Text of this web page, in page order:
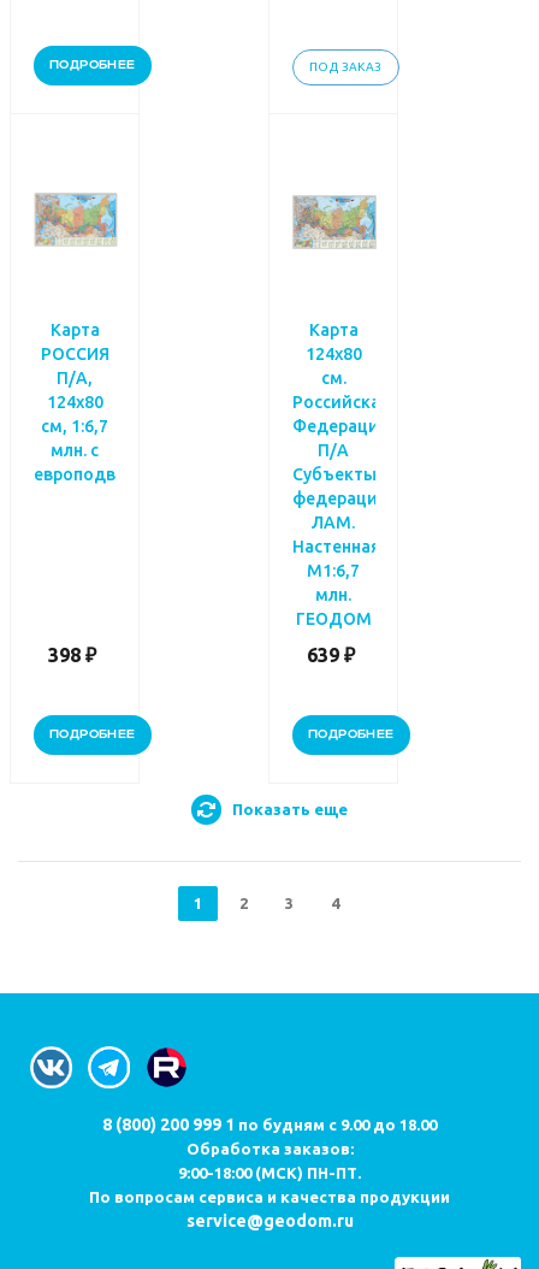
ПОДРОБНЕЕ ПОД ЗАКАЗ
Карта
РОССИЯ
П/А,
124х80
см, 1:6,7
млн. с
европодвесом
398 ₽
ПОДРОБНЕЕ
Карта
124х80
см.
Российская
Федерация
П/А
Субъекты
федерации.
ЛАМ.
Настенная.
М1:6,7
млн.
ГЕОДОМ
639 ₽
ПОДРОБНЕЕ
Показать еще
1 2 3 4
8 (800) 200 999 1 по будням с 9.00 до 18.00
Обработка заказов:
9:00-18:00 (МСК) ПН-ПТ.
По вопросам сервиса и качества продукции
service@geodom.ru